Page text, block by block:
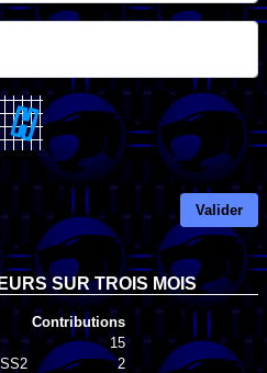
Valider
SUR TROIS MOIS
Contributions
15
2